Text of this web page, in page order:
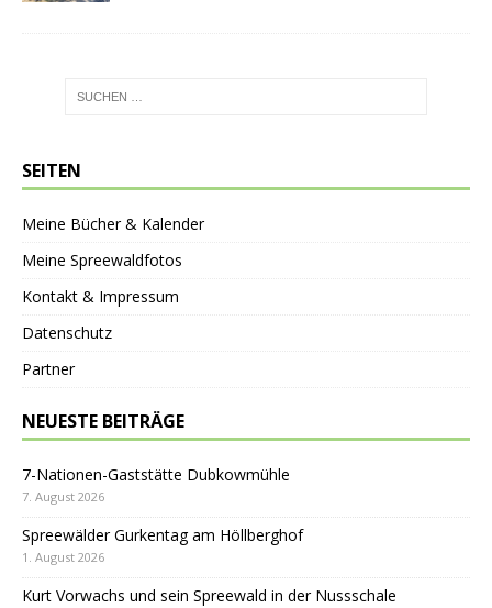
SEITEN
Meine Bücher & Kalender
Meine Spreewaldfotos
Kontakt & Impressum
Datenschutz
Partner
NEUESTE BEITRÄGE
7-Nationen-Gaststätte Dubkowmühle
7. August 2026
Spreewälder Gurkentag am Höllberghof
1. August 2026
Kurt Vorwachs und sein Spreewald in der Nussschale